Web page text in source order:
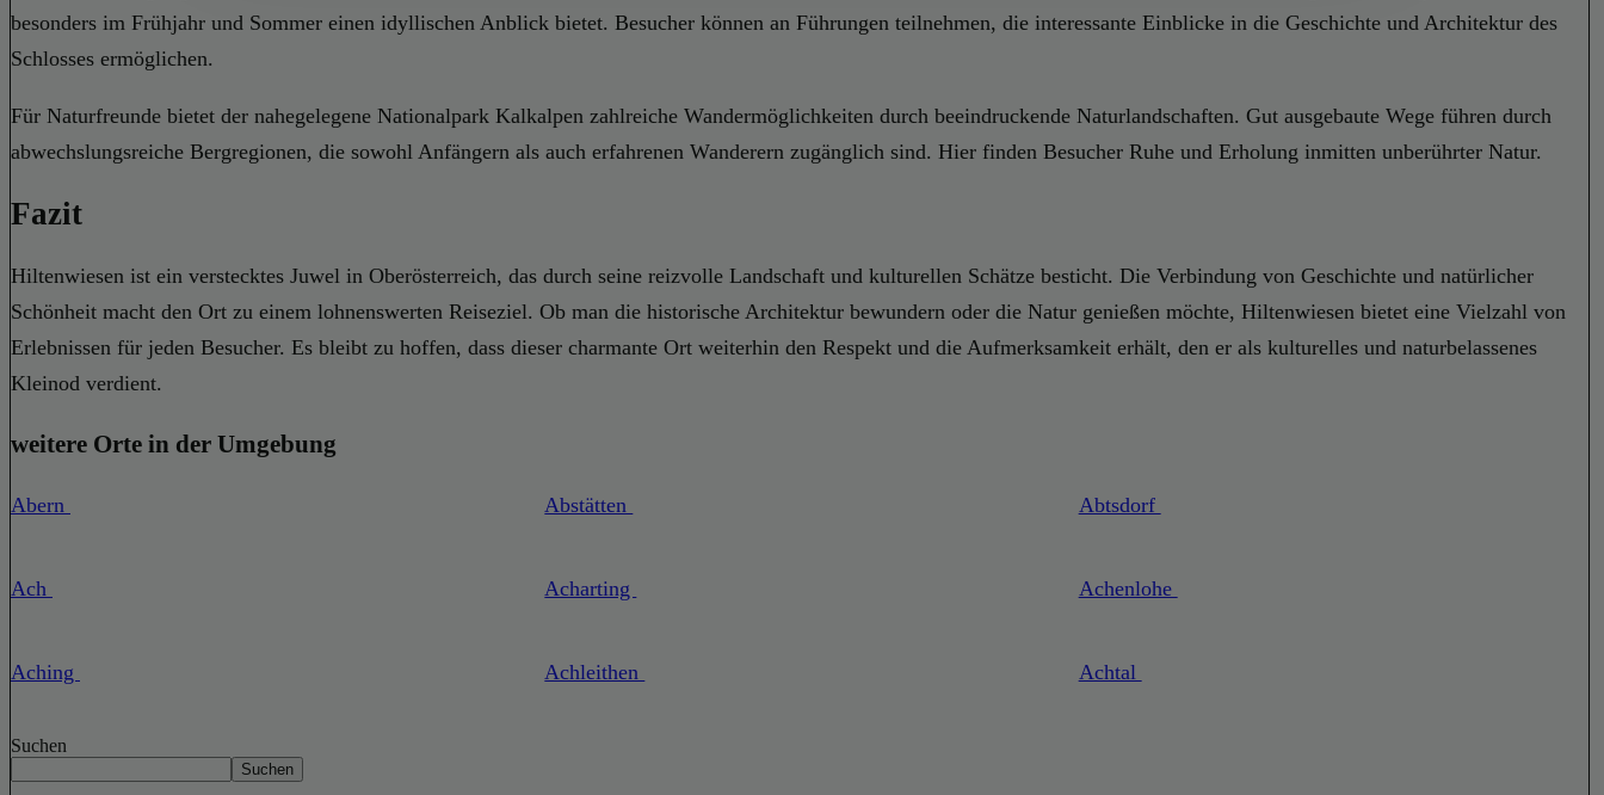
besonders im Frühjahr und Sommer einen idyllischen Anblick bietet. Besucher können an Führungen teilnehmen, die interessante Einblicke in die Geschichte und Architektur des
Schlosses ermöglichen.
Für Naturfreunde bietet der nahegelegene Nationalpark Kalkalpen zahlreiche Wandermöglichkeiten durch beeindruckende Naturlandschaften. Gut ausgebaute Wege führen durch
abwechslungsreiche Bergregionen, die sowohl Anfängern als auch erfahrenen Wanderern zugänglich sind. Hier finden Besucher Ruhe und Erholung inmitten unberührter Natur.
Fazit
Hiltenwiesen ist ein verstecktes Juwel in Oberösterreich, das durch seine reizvolle Landschaft und kulturellen Schätze besticht. Die Verbindung von Geschichte und natürlicher
Schönheit macht den Ort zu einem lohnenswerten Reiseziel. Ob man die historische Architektur bewundern oder die Natur genießen möchte, Hiltenwiesen bietet eine Vielzahl von
Erlebnissen für jeden Besucher. Es bleibt zu hoffen, dass dieser charmante Ort weiterhin den Respekt und die Aufmerksamkeit erhält, den er als kulturelles und naturbelassenes
Kleinod verdient.
weitere Orte in der Umgebung
Abern Abstätten Abtsdorf
Ach Acharting Achenlohe
Aching Achleithen Achtal
Suchen
Suchen